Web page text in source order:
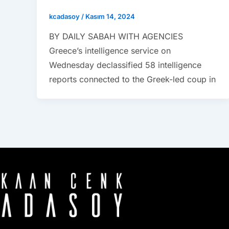
kcadasoy/ Kasım 14, 2024
BY DAILY SABAH WITH AGENCIES
Greece’s intelligence service on
Wednesday declassified 58 intelligence
reports connected to the Greek-led coup in